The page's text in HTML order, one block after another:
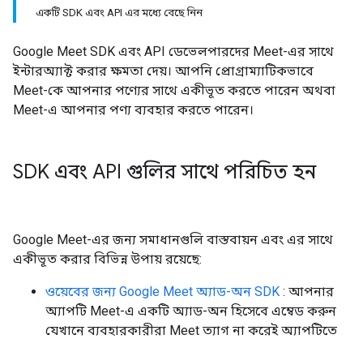
একটি SDK এবং API এর মধ্যে বেছে নিন
Google Meet SDK এবং API ডেভেলপারদের Meet-এর সাথে
ইন্টারঅ্যাক্ট করার ক্ষমতা দেয়। আপনি প্রোগ্রাম্যাটিকভাবে
Meet-কে আপনার পণ্যের সাথে একীভূত করতে পারেন অথবা
Meet-এ আপনার পণ্য ব্যবহার করতে পারেন।
SDK এবং API গুলির সাথে পরিচিত হন
Google Meet-এর জন্য সমাধানগুলি বাস্তবায়ন এবং এর সাথে
একীভূত করার বিভিন্ন উপায় রয়েছে:
ওয়েবের জন্য Google Meet অ্যাড-অন SDK : আপনার
অ্যাপটি Meet-এ একটি অ্যাড-অন হিসেবে এম্বেড করুন
যেখানে ব্যবহারকারীরা Meet ত্যাগ না করেই অ্যাপটিতে